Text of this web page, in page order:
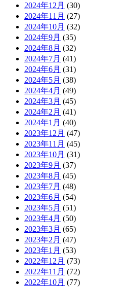
2024年12月 (30)
2024年11月 (27)
2024年10月 (32)
2024年9月 (35)
2024年8月 (32)
2024年7月 (41)
2024年6月 (31)
2024年5月 (38)
2024年4月 (49)
2024年3月 (45)
2024年2月 (41)
2024年1月 (40)
2023年12月 (47)
2023年11月 (45)
2023年10月 (31)
2023年9月 (37)
2023年8月 (45)
2023年7月 (48)
2023年6月 (54)
2023年5月 (51)
2023年4月 (50)
2023年3月 (65)
2023年2月 (47)
2023年1月 (53)
2022年12月 (73)
2022年11月 (72)
2022年10月 (77)